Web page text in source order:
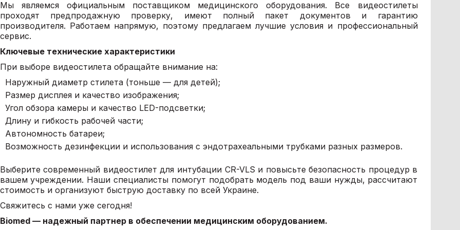
Мы являемся официальным поставщиком медицинского оборудования. Все видеостилеты
проходят предпродажную проверку, имеют полный пакет документов и гарантию
производителя. Работаем напрямую, поэтому предлагаем лучшие условия и профессиональный
сервис.
Ключевые технические характеристики
При выборе видеостилета обращайте внимание на:
Наружный диаметр стилета (тоньше — для детей);
Размер дисплея и качество изображения;
Угол обзора камеры и качество LED-подсветки;
Длину и гибкость рабочей части;
Автономность батареи;
Возможность дезинфекции и использования с эндотрахеальными трубками разных размеров.
Выберите современный видеостилет для интубации CR-VLS и повысьте безопасность процедур в
вашем учреждении. Наши специалисты помогут подобрать модель под ваши нужды, рассчитают
стоимость и организуют быструю доставку по всей Украине.
Свяжитесь с нами уже сегодня!
Biomed — надежный партнер в обеспечении медицинским оборудованием.